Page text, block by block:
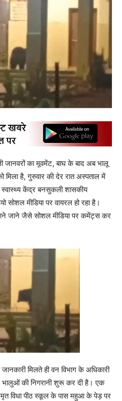
का मूवमेंट, बाघ के बाद अब भालू
है, गुरुवार की देर रात अस्पताल में
केंद्र बनसुकली शासकीय
मीडिया पर वायरल हो रहा है।
जाने जैसे सोशल मीडिया पर कमेंट्स कर
मिलते ही वन विभाग के अधिकारी
भालुओं की निगरानी शुरू कर दी है। एक
विधा पीठ स्कूल के पास महुआ के पेड़ पर